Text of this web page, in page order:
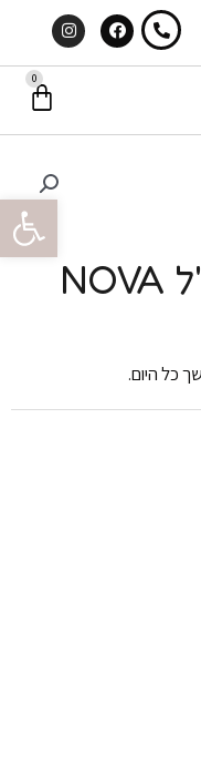
פתח
Facebook
Instagram
0
כל היום.